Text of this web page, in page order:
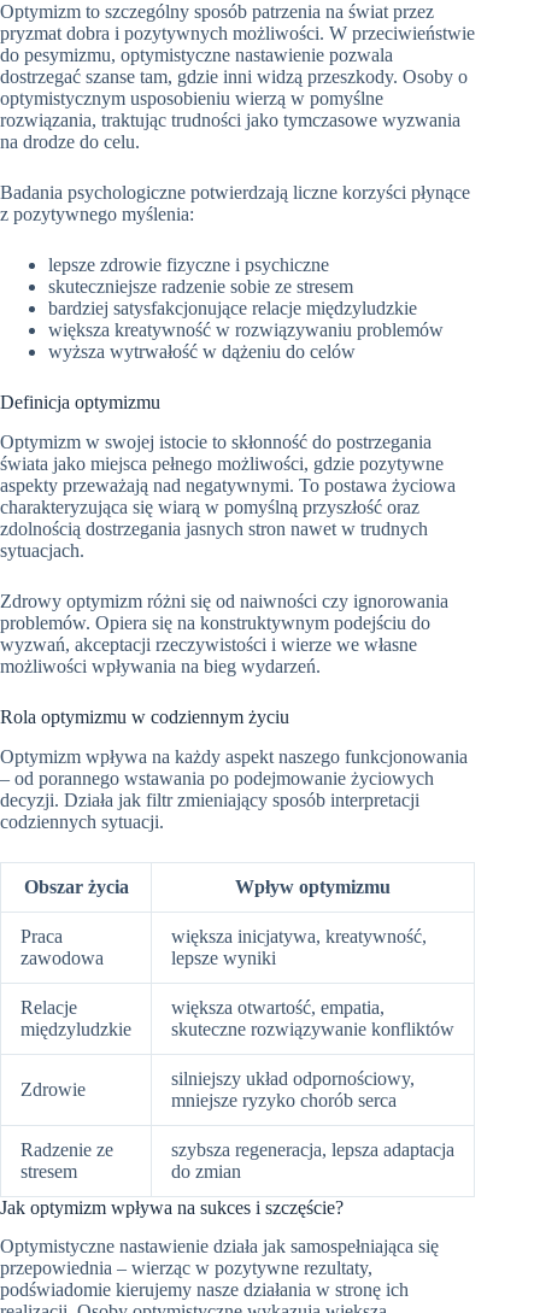
Optymizm to szczególny sposób patrzenia na świat przez
pryzmat dobra i pozytywnych możliwości. W przeciwieństwie
do pesymizmu, optymistyczne nastawienie pozwala
dostrzegać szanse tam, gdzie inni widzą przeszkody. Osoby o
optymistycznym usposobieniu wierzą w pomyślne
rozwiązania, traktując trudności jako tymczasowe wyzwania
na drodze do celu.
Badania psychologiczne potwierdzają liczne korzyści płynące
z pozytywnego myślenia:
lepsze zdrowie fizyczne i psychiczne
skuteczniejsze radzenie sobie ze stresem
bardziej satysfakcjonujące relacje międzyludzkie
większa kreatywność w rozwiązywaniu problemów
wyższa wytrwałość w dążeniu do celów
Definicja optymizmu
Optymizm w swojej istocie to skłonność do postrzegania
świata jako miejsca pełnego możliwości, gdzie pozytywne
aspekty przeważają nad negatywnymi. To postawa życiowa
charakteryzująca się wiarą w pomyślną przyszłość oraz
zdolnością dostrzegania jasnych stron nawet w trudnych
sytuacjach.
Zdrowy optymizm różni się od naiwności czy ignorowania
problemów. Opiera się na konstruktywnym podejściu do
wyzwań, akceptacji rzeczywistości i wierze we własne
możliwości wpływania na bieg wydarzeń.
Rola optymizmu w codziennym życiu
Optymizm wpływa na każdy aspekt naszego funkcjonowania
– od porannego wstawania po podejmowanie życiowych
decyzji. Działa jak filtr zmieniający sposób interpretacji
codziennych sytuacji.
Obszar życia Wpływ optymizmu
Praca
zawodowa
większa inicjatywa, kreatywność,
lepsze wyniki
Relacje
międzyludzkie
większa otwartość, empatia,
skuteczne rozwiązywanie konfliktów
Zdrowie
silniejszy układ odpornościowy,
mniejsze ryzyko chorób serca
Radzenie ze
stresem
szybsza regeneracja, lepsza adaptacja
do zmian
Jak optymizm wpływa na sukces i szczęście?
Optymistyczne nastawienie działa jak samospełniająca się
przepowiednia – wierząc w pozytywne rezultaty,
podświadomie kierujemy nasze działania w stronę ich